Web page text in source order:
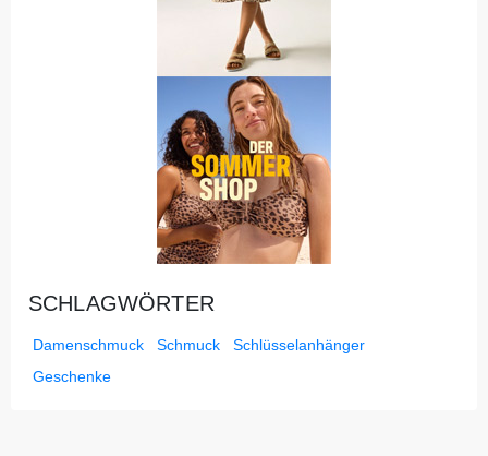
SCHLAGWÖRTER
Damenschmuck Schmuck
Schlüsselanhänger
Geschenke